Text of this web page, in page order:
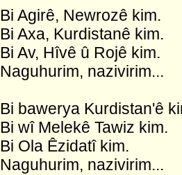
Bi Agirê, Newrozê kim.
Bi Axa, Kurdistanê kim.
Bi Av, Hîvê û Rojê kim.
Naguhurim, nazivirim...
Bi bawerya Kurdistan'ê
Bi wî Melekê Tawiz kim.
Bi Ola Êzidatî kim.
Naguhurim, nazivirim...